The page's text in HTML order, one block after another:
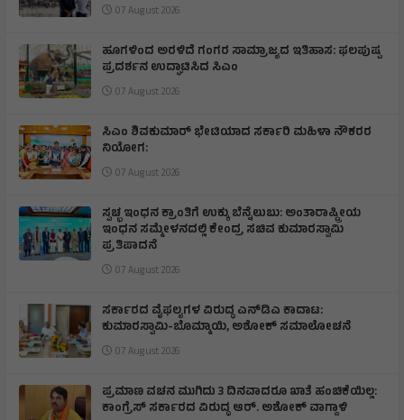
07 August 2026
ಹೂಗಳಿಂದ ಅರಳಿದೆ ಗಂಗರ ಸಾಮ್ರಾಜ್ಯದ ಇತಿಹಾಸ: ಫಲಪುಷ್ಪ
ಪ್ರದರ್ಶನ ಉದ್ಘಾಟಿಸಿದ ಸಿಎಂ
07 August 2026
ಸಿಎಂ ಶಿವಕುಮಾರ್‌ ಭೇಟಿಯಾದ ಸರ್ಕಾರಿ ಮಹಿಳಾ ನೌಕರರ
ನಿಯೋಗ:
07 August 2026
ಸ್ವಚ್ಛ ಇಂಧನ ಕ್ರಾಂತಿಗೆ ಉಕ್ಕು ಬೆನ್ನೆಲುಬು: ಅಂತಾರಾಷ್ಟ್ರೀಯ
ಇಂಧನ ಸಮ್ಮೇಳನದಲ್ಲಿ ಕೇಂದ್ರ ಸಚಿವ ಕುಮಾರಸ್ವಾಮಿ
ಪ್ರತಿಪಾದನೆ
07 August 2026
ಸರ್ಕಾರದ ವೈಫಲ್ಯಗಳ ವಿರುದ್ಧ ಎನ್‌ಡಿಎ ಕಾದಾಟ:
ಕುಮಾರಸ್ವಾಮಿ-ಬೊಮ್ಮಾಯಿ, ಅಶೋಕ್ ಸಮಾಲೋಚನೆ
07 August 2026
ಪ್ರಮಾಣ ವಚನ ಮುಗಿದು 3 ದಿನವಾದರೂ ಖಾತೆ ಹಂಚಿಕೆಯಿಲ್ಲ:
ಕಾಂಗ್ರೆಸ್ ಸರ್ಕಾರದ ವಿರುದ್ಧ ಆರ್‌. ಅಶೋಕ್ ವಾಗ್ದಾಳಿ